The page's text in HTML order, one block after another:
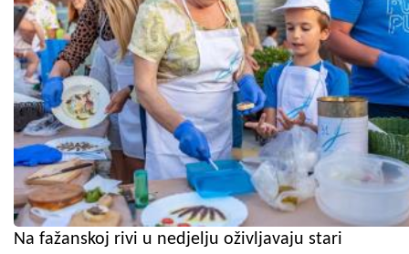
Na fažanskoj rivi u nedjelju oživljavaju stari